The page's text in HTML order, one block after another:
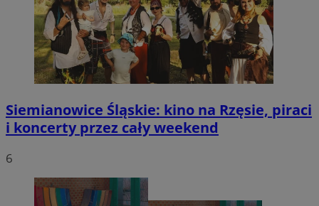
Siemianowice Śląskie: kino na Rzęsie, piraci
i koncerty przez cały weekend
6